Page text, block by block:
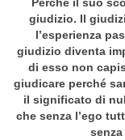
giudizio. Il
l’esperienza
giudizio diventa
di esso non
giudicare perché
il significato di
che senza l’ego